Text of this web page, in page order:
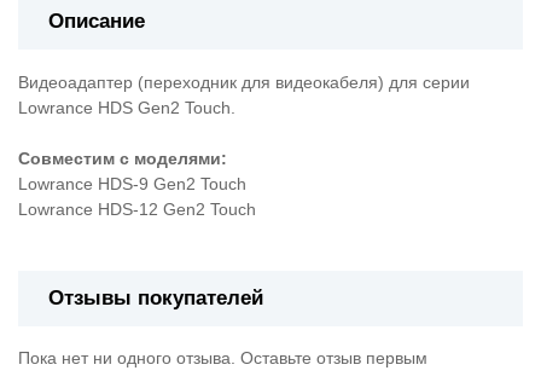
Описание
Видеоадаптер (переходник для видеокабеля) для серии
Lowrance HDS Gen2 Touch.
Совместим с моделями:
Lowrance HDS-9 Gen2 Touch
Lowrance HDS-12 Gen2 Touch
Отзывы покупателей
Пока нет ни одного отзыва. Оставьте отзыв первым